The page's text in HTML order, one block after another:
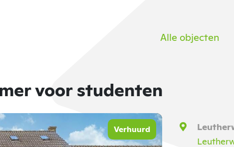
Alle objecten
voor studenten
Verhuurd